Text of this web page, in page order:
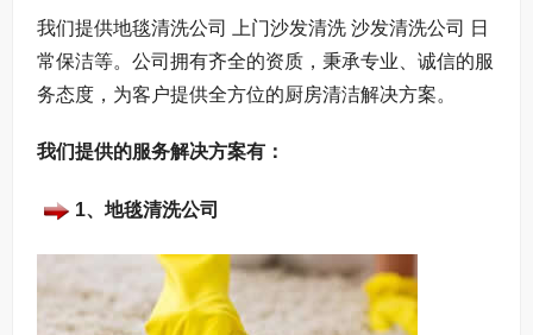
我们提供地毯清洗公司 上门沙发清洗 沙发清洗公司 日
常保洁等。公司拥有齐全的资质，秉承专业、诚信的服
务态度，为客户提供全方位的厨房清洁解决方案。
我们提供的服务解决方案有：
1、地毯清洗公司